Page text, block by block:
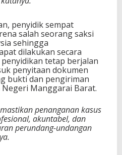
penyidik sempat
salah seorang saksi
sehingga
dilakukan secara
tetap berjalan
penyitaan dokumen
bukti dan pengiriman
Negeri Manggarai Barat.
penanganan kasus
akuntabel, dan
perundang-undangan